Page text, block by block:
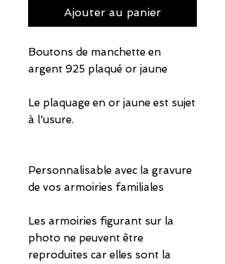
Ajouter au panier
Boutons de manchette en
argent 925 plaqué or jaune
Le plaquage en or jaune est sujet
à l'usure.
Personnalisable avec la gravure
de vos armoiries familiales
Les armoiries figurant sur la
photo ne peuvent être
reproduites car elles sont la